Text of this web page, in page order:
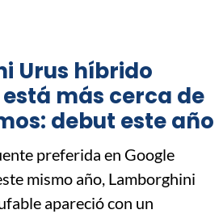
Urus híbrido
más cerca de
debut este año
preferida en Google
mismo año, Lamborghini
apareció con un